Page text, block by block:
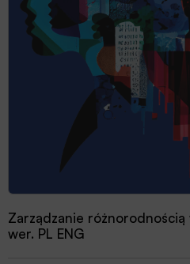
Zarządzanie
wer. PL ENG